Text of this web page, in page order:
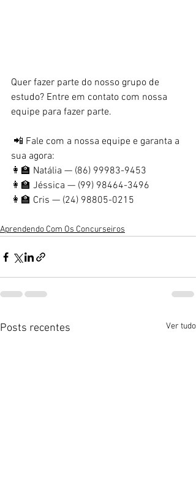
Quer fazer parte do nosso grupo de
estudo? Entre em contato com nossa
equipe para fazer parte.
sua agora:
👩‍🏫 Natália — (86) 99983-9453
👩‍🏫 Jéssica — (99) 98464-3496
👩‍🏫 Cris — (24) 98805-0215
Aprendendo Com Os Concurseiros
Posts recentes Ver tudo